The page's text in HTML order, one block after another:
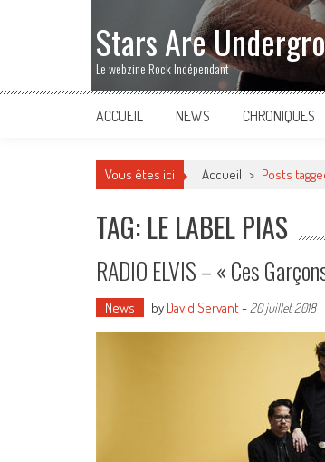
Stars Are
Le webzine Rock Indépendant
ACCUEIL NEWS CHRONIQUES
Vous êtes ici Accueil > Posts
TAG: LE LABEL PIAS
RADIO ELVIS – « Ces
News by David Servant- 20 juillet 2018